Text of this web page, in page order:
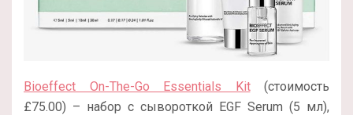
Bioeffect On-The-Go Essentials Kit(стоимость
£75.00) – набор с сывороткой EGF Serum (5 мл),